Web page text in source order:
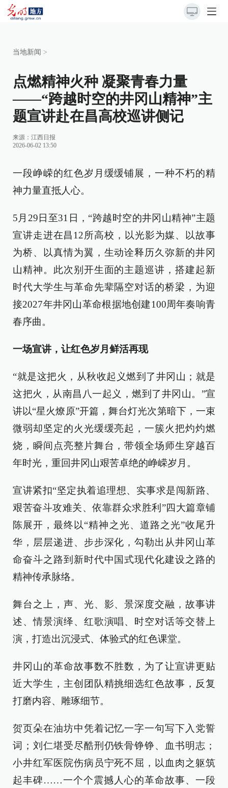
当地新闻 >
点燃精神火种 凝聚青春力量
——“跨越时空的井冈山精神”主
题宣讲赴在昌高校巡讲侧记
来源： 江西日报
2026-06-02 13:50
一段峥嵘的红色岁月缓缓铺展，一种不朽的精
神力量直抵人心。
5月29日至31日，“跨越时空的井冈山精神”主题
宣讲走进在昌12所高校，以光影为媒、以故事
为桥、以真情为翼，生动诠释历久弥新的井冈
山精神。此次别开生面的主题巡讲，搭建起新
时代大学生与革命先辈隔空对话的桥梁，为迎
接2027年井冈山革命根据地创建100周年奏响青
春序曲。
一场宣讲，让红色岁月鲜活再现
“就是这把火，从秋收起义燃到了井冈山；就是
这把火，从南昌八一起义，燃到了井冈山。”宣
讲以“星火燎原”开篇，舞台灯光次第暗下，一束
微弱却坚定的火光缓缓亮起，一簇火把灼灼燃
烧，瞬间点亮整片舞台，带领全场师生穿越百
年时光，重回井冈山艰苦卓绝的峥嵘岁月。
宣讲紧扣“坚定执着追理想、实事求是闯新路、
艰苦奋斗攻难关、依靠群众求胜利”四大篇章铺
陈展开，最终以“精神之光、道路之光”收尾升
华，层层递进、步步深化，勾勒出从井冈山革
命奋斗之路到新时代中国式现代化建设之路的
精神传承脉络。
舞台之上，声、光、影、景深度交融，故事讲
述、情景演绎、红歌演唱、时空对话等交替上
演，打造出沉浸式、体验式的红色课堂。
井冈山的革命故事数不胜数，为了让宣讲更贴
近大学生，主创团队精挑细选红色故事，反复
打磨内容、雕琢细节。
贺页朵在油坊中凭着记忆一字一句写下入党誓
词；刘仁堪受尽酷刑仍铁骨铮铮、血书明志；
小井红军医院伤病员宁死不屈，以血肉之躯筑
起丰碑……一个个震撼人心的革命故事、一段